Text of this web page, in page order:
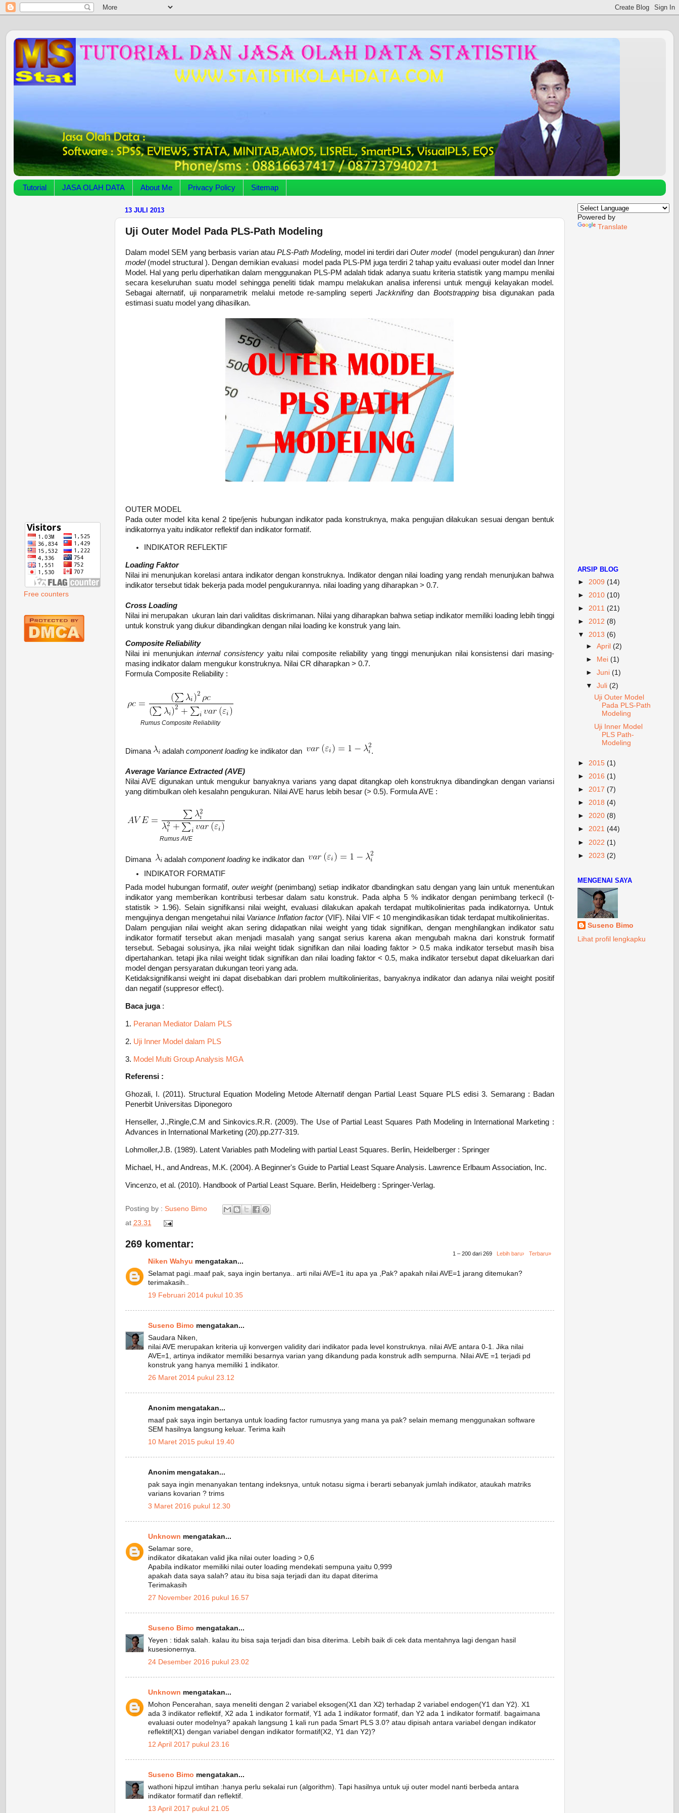
Tutorial JASA OLAH DATA About Me Privacy Policy Sitemap
13 JULI 2013
Uji Outer Model Pada PLS-Path Modeling
Dalam model SEM yang berbasis varian atau PLS-Path Modeling, model ini terdiri dari Outer model (model pengukuran) dan Inner
model(model structural ). Dengan demikian evaluasi model pada PLS-PM juga terdiri 2 tahap yaitu evaluasi outer model dan Inner
Model. Hal yang perlu diperhatikan dalam menggunakan PLS-PM adalah tidak adanya suatu kriteria statistik yang mampu menilai
secara keseluruhan suatu model sehingga peneliti tidak mampu melakukan analisa inferensi untuk menguji kelayakan model.
Sebagai alternatif, uji nonparametrik melalui metode re-sampling sepertiJackknifing dan Bootstrappingbisa digunakan pada
estimasi suatu model yang dihasilkan.
OUTER MODEL
Pada outer model kita kenal 2 tipe/jenis hubungan indikator pada konstruknya, maka pengujian dilakukan sesuai dengan bentuk
indikatornya yaitu indikator reflektif dan indikator formatif.
INDIKATOR REFLEKTIF
Loading Faktor
Nilai ini menunjukan korelasi antara indikator dengan konstruknya. Indikator dengan nilai loading yang rendah menunjukan bahwa
indikator tersebut tidak bekerja pada model pengukurannya. nilai loading yang diharapkan > 0.7.
Cross Loading
Nilai ini merupakan ukuran lain dari validitas diskrimanan. Nilai yang diharapkan bahwa setiap indikator memiliki loading lebih tinggi
untuk konstruk yang diukur dibandingkan dengan nilai loading ke konstruk yang lain.
Composite Reliability
Nilai ini menunjukaninternal consistencyyaitu nilai composite reliability yang tinggi menunjukan nilai konsistensi dari masing-
masing indikator dalam mengukur konstruknya. Nilai CR diharapkan > 0.7.
Formula Composite Reliability :
Rumus Composite Reliability
Dimana adalah component loadingke indikator dan .
Average Variance Extracted (AVE)
Nilai AVE digunakan untuk mengukur banyaknya varians yang dapat ditangkap oleh konstruknya dibandingkan dengan variansi
yang ditimbulkan oleh kesalahn pengukuran. Nilai AVE harus lebih besar (> 0.5). Formula AVE :
Rumus AVE
Dimana adalah component loadingke indikator dan
INDIKATOR FORMATIF
Pada model hubungan formatif,outer weight(penimbang) setiap indikator dbandingkan satu dengan yang lain untuk menentukan
indikator yang memberikan kontribusi terbesar dalam satu konstruk. Pada alpha 5 % indikator dengan penimbang terkecil (t-
statistik > 1.96). Selain signifikansi nilai weight, evaluasi dilakukan apakah terdapat multikolinieritas pada indikatornya. Untuk
mengujinya dengan mengetahui nilai Variance Inflation factor(VIF). Nilai VIF < 10 mengindikasikan tidak terdapat multikolinieritas.
Dalam pengujian nilai weight akan sering didapatkan nilai weight yang tidak signifikan, dengan menghilangkan indikator satu
indikator formatif tersebut akan menjadi masalah yang sangat serius karena akan mengubah makna dari konstruk formatif
tersebut. Sebagai solusinya, jika nilai weight tidak signifikan dan nilai loading faktor > 0.5 maka indikator tersebut masih bisa
dipertahankan. tetapi jika nilai weight tidak signifikan dan nilai loading faktor < 0.5, maka indikator tersebut dapat dikeluarkan dari
model dengan persyaratan dukungan teori yang ada.
Ketidaksignifikansi weight ini dapat disebabkan dari problem multikolinieritas, banyaknya indikator dan adanya nilai weight positif
dan negatif (suppresor effect).
Baca juga :
1. Peranan Mediator Dalam PLS
2. Uji Inner Model dalam PLS
3. Model Multi Group Analysis MGA
Referensi :
Ghozali, I. (2011). Structural Equation Modeling Metode Alternatif dengan Partial Least Square PLS edisi 3. Semarang : Badan
Penerbit Universitas Diponegoro
Henseller, J.,Ringle,C.M and Sinkovics.R.R. (2009). The Use of Partial Least Squares Path Modeling in International Marketing :
Advances in International Marketing (20).pp.277-319.
Lohmoller,J.B. (1989). Latent Variables path Modeling with partial Least Squares. Berlin, Heidelberger : Springer
Michael, H., and Andreas, M.K. (2004). A Beginner's Guide to Partial Least Square Analysis. Lawrence Erlbaum Association, Inc.
Vincenzo, et al. (2010). Handbook of Partial Least Square. Berlin, Heidelberg : Springer-Verlag.
Posting by : Suseno Bimo
at 23.31
269 komentar:
1 – 200 dari 269 Lebih baru› Terbaru»
Niken Wahyu mengatakan...
Selamat pagi..maaf pak, saya ingin bertanya.. arti nilai AVE=1 itu apa ya ,Pak? apakah nilai AVE=1 jarang ditemukan?
terimakasih..
19 Februari 2014 pukul 10.35
Suseno Bimo mengatakan...
Saudara Niken,
nilai AVE merupakan kriteria uji konvergen validity dari indikator pada level konstruknya. nilai AVE antara 0-1. Jika nilai
AVE=1, artinya indikator memiliki besarnya varian yang dikandung pada konstruk adlh sempurna. Nilai AVE =1 terjadi pd
konstruk yang hanya memiliki 1 indikator.
26 Maret 2014 pukul 23.12
Anonim mengatakan...
maaf pak saya ingin bertanya untuk loading factor rumusnya yang mana ya pak? selain memang menggunakan software
SEM hasilnya langsung keluar. Terima kaih
10 Maret 2015 pukul 19.40
Anonim mengatakan...
pak saya ingin menanyakan tentang indeksnya, untuk notasu sigma i berarti sebanyak jumlah indikator, ataukah matriks
varians kovarian ? trims
3 Maret 2016 pukul 12.30
Unknown mengatakan...
Selamar sore,
indikator dikatakan valid jika nilai outer loading > 0,6
Apabila indikator memiliki nilai outer loading mendekati sempuna yaitu 0,999
apakah data saya salah? atau itu bisa saja terjadi dan itu dapat diterima
Terimakasih
27 November 2016 pukul 16.57
Suseno Bimo mengatakan...
Yeyen : tidak salah. kalau itu bisa saja terjadi dan bisa diterima. Lebih baik di cek data mentahnya lagi dengan hasil
kusesionernya.
24 Desember 2016 pukul 23.02
Unknown mengatakan...
Mohon Pencerahan, saya meneliti dengan 2 variabel eksogen(X1 dan X2) terhadap 2 variabel endogen(Y1 dan Y2). X1
ada 3 indikator reflektif, X2 ada 1 indikator formatif, Y1 ada 1 indikator formatif, dan Y2 ada 1 indikator formatif. bagaimana
evaluasi outer modelnya? apakah langsung 1 kali run pada Smart PLS 3.0? atau dipisah antara variabel dengan indikator
reflektif(X1) dengan variabel dengan indikator formatif(X2, Y1 dan Y2)?
12 April 2017 pukul 23.16
Suseno Bimo mengatakan...
wathoni hipzul imtihan :hanya perlu sekalai run (algorithm). Tapi hasilnya untuk uji outer model nanti berbeda antara
indikator formatif dan reflektif.
13 April 2017 pukul 21.05
Free counters
Powered by
Translate
ARSIP BLOG
► 2009 (14)
► 2010 (10)
► 2011 (21)
► 2012 (8)
▼ 2013 (6)
► April (2)
►
Mei (1)
► Juni (1)
▼ Juli (2)
Uji Outer Model
Pada PLS-Path
Modeling
Uji Inner Model
PLS Path-
Modeling
► 2015 (1)
► 2016 (1)
► 2017 (7)
► 2018 (4)
► 2020 (8)
► 2021 (44)
► 2022 (1)
► 2023 (2)
MENGENAI SAYA
Suseno Bimo
Lihat profil lengkapku